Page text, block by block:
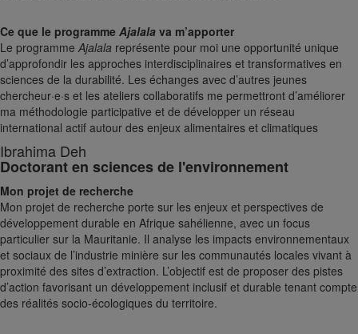
Ce que le programme Ajalala va m’apporter
Le programme Ajalala représente pour moi une opportunité unique
d’approfondir les approches interdisciplinaires et transformatives en
sciences de la durabilité. Les échanges avec d’autres jeunes
chercheur·e·s et les ateliers collaboratifs me permettront d’améliorer
ma méthodologie participative et de développer un réseau
international actif autour des enjeux alimentaires et climatiques
Ibrahima Deh
Doctorant en sciences de l'environnement
Mon projet de recherche
Mon projet de recherche porte sur les enjeux et perspectives de
développement durable en Afrique sahélienne, avec un focus
particulier sur la Mauritanie. Il analyse les impacts environnementaux
et sociaux de l’industrie minière sur les communautés locales vivant à
proximité des sites d’extraction. L’objectif est de proposer des pistes
d’action favorisant un développement inclusif et durable tenant compte
des réalités socio-écologiques du territoire.